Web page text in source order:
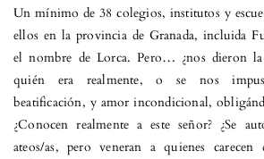
Un mínimo de 38 colegios, institutos y
ellos en la provincia de Granada, incluida
el nombre de Lorca. Pero… ¿nos dieron la
quién era realmente, o se nos
beatificación, y amor incondicional,
¿Conocen realmente a este señor? ¿Se
ateos/as, pero veneran a quienes carecen